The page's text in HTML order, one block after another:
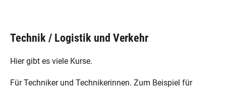
Technik / Logistik und Verkehr
Hier gibt es viele Kurse.
Für Techniker und Technikerinnen. Zum Beispiel für